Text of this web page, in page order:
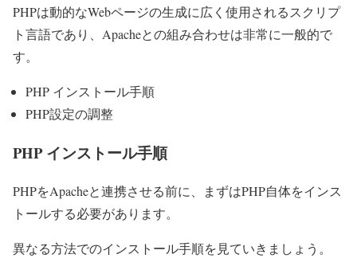
PHPは動的なWebページの生成に広く使用されるスクリプ
ト言語であり、Apacheとの組み合わせは非常に一般的で
す。
PHP インストール手順
PHP設定の調整
PHP インストール手順
PHPをApacheと連携させる前に、まずはPHP自体をインス
トールする必要があります。
異なる方法でのインストール手順を見ていきましょう。